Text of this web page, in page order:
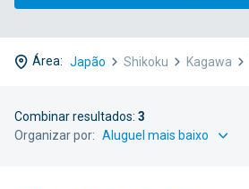
Área: Japão Shikoku Kagawa
Combinar resultados: 3
Organizar por: